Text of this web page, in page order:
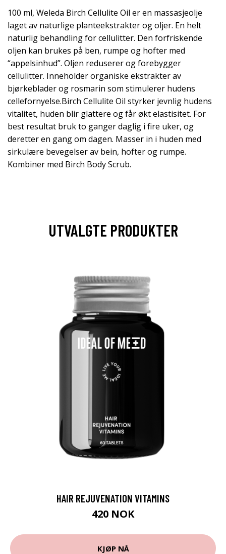
100 ml, Weleda Birch Cellulite Oil er en massasjeolje
laget av naturlige planteekstrakter og oljer. En helt
naturlig behandling for cellulitter. Den forfriskende
oljen kan brukes på ben, rumpe og hofter med
“appelsinhud”. Oljen reduserer og forebygger
cellulitter. Inneholder organiske ekstrakter av
bjørkeblader og rosmarin som stimulerer hudens
cellefornyelse.Birch Cellulite Oil styrker jevnlig hudens
vitalitet, huden blir glattere og får økt elastisitet. For
best resultat bruk to ganger daglig i fire uker, og
deretter en gang om dagen. Masser in i huden med
sirkulære bevegelser av bein, hofter og rumpe.
Kombiner med Birch Body Scrub.
UTVALGTE PRODUKTER
HAIR REJUVENATION VITAMINS
420 NOK
KJØP NÅ